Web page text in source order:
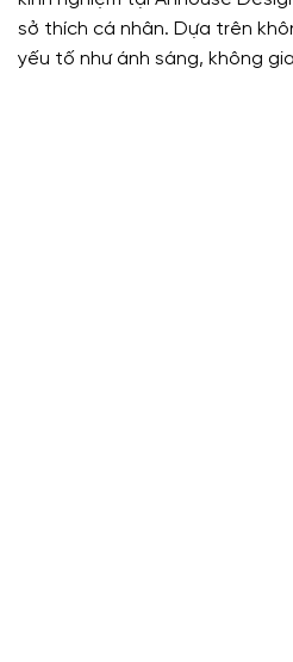
sở thích cá nhân. Dựa trên
yếu tố như ánh sáng, không